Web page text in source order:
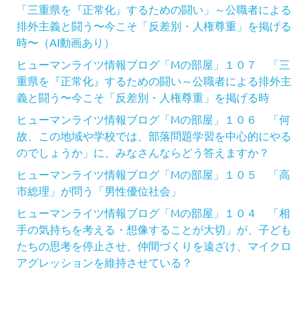
「三重県を『正常化』するための闘い」～公職者による
排外主義と闘う〜今こそ「反差別・人権尊重」を掲げる
時〜（AI動画あり）
ヒューマンライツ情報ブログ「Mの部屋」１０７ 「三
重県を『正常化』するための闘い～公職者による排外主
義と闘う〜今こそ「反差別・人権尊重」を掲げる時
ヒューマンライツ情報ブログ「Mの部屋」１０６ 「何
故、この地域や学校では、部落問題学習を中心的にやる
のでしょうか」に、みなさんならどう答えますか？
ヒューマンライツ情報ブログ「Mの部屋」１０５ 「高
市総理」が問う「男性優位社会」
ヒューマンライツ情報ブログ「Mの部屋」１０４ 「相
手の気持ちを考える・想像することが大切」が、子ども
たちの思考を停止させ、仲間づくりを遠ざけ、マイクロ
アグレッションを維持させている？